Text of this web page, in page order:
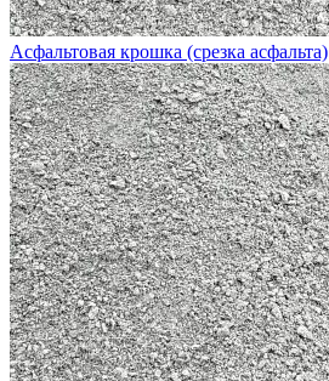
Асфальтовая крошка (срезка асфальта)